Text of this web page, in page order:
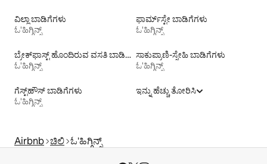
ವಿಲ್ಲಾ ಬಾಡಿಗೆಗಳು
ಓ'ಹಿಗ್ಗಿನ್ಸ್
ಫಾರ್ಮ್‌ಸ್ಟೇ ಬಾಡಿಗೆಗಳು
ಓ'ಹಿಗ್ಗಿನ್ಸ್
ಬ್ರೇಕ್‍‍ಫಾಸ್ಟ್ ಹೊಂದಿರುವ ವಸತಿ ಬಾಡಿಗೆಗಳು
ಓ'ಹಿಗ್ಗಿನ್ಸ್
ಸಾಕುಪ್ರಾಣಿ-ಸ್ನೇಹಿ ಬಾಡಿಗೆಗಳು
ಓ'ಹಿಗ್ಗಿನ್ಸ್
ಗೆಸ್ಟ್‌ಹೌಸ್‌ ಬಾಡಿಗೆಗಳು
ಓ'ಹಿಗ್ಗಿನ್ಸ್
ಇನ್ನು ಹೆಚ್ಚು ತೋರಿಸಿ
Airbnb ಚಿಲಿ ಓ'ಹಿಗ್ಗಿನ್ಸ್